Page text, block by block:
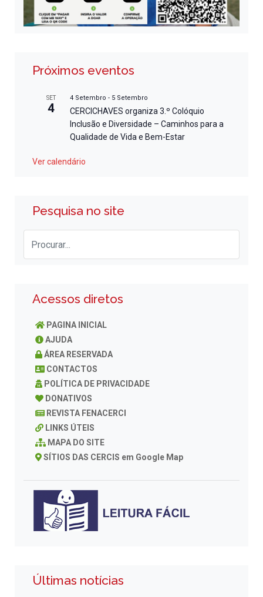
Próximos eventos
SET
4
4 Setembro - 5 Setembro
CERCICHAVES organiza 3.º Colóquio
Inclusão e Diversidade – Caminhos para a
Qualidade de Vida e Bem-Estar
Ver calendário
Pesquisa no site
Acessos diretos
PAGINA INICIAL
AJUDA
ÁREA RESERVADA
CONTACTOS
POLÍTICA DE PRIVACIDADE
DONATIVOS
REVISTA FENACERCI
LINKS ÚTEIS
MAPA DO SITE
SÍTIOS DAS CERCIS em Google Map
Últimas notícias